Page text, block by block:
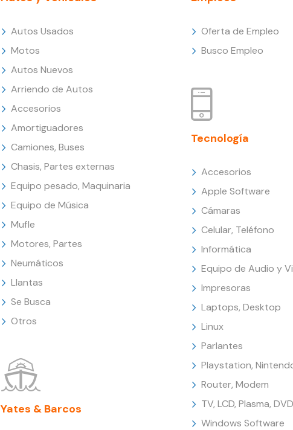
Autos Usados
Motos
Autos Nuevos
Arriendo de Autos
Accesorios
Amortiguadores
Camiones, Buses
Chasis, Partes externas
Equipo pesado, Maquinaria
Equipo de Música
Mufle
Motores, Partes
Neumáticos
Llantas
Se Busca
Otros
Yates & Barcos
Oferta de Empleo
Busco Empleo
Tecnología
Accesorios
Apple Software
Cámaras
Celular, Teléfono
Informática
Equipo de Audio y
Impresoras
Laptops, Desktop
Linux
Parlantes
Playstation,
Router, Modem
TV, LCD, Plasma, DVD
Windows Software